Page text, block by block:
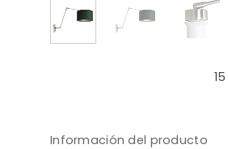
15
Información del producto